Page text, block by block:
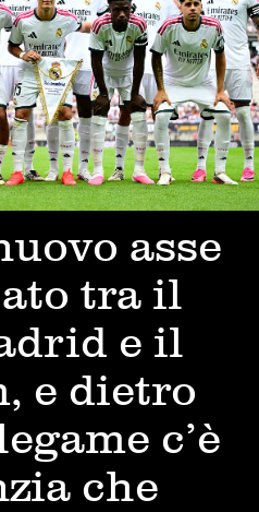
asse
tra il
e il
e dietro
c’è
che